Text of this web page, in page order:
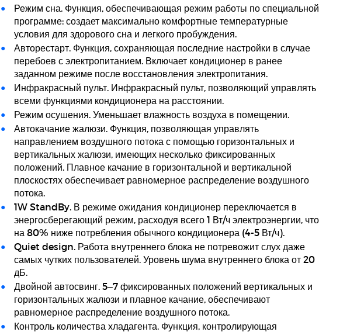
Режим сна. Функция, обеспечивающая режим работы по специальной
программе: создает максимально комфортные температурные
условия для здорового сна и легкого пробуждения.
Авторестарт. Функция, сохраняющая последние настройки в случае
перебоев с электропитанием. Включает кондиционер в ранее
заданном режиме после восстановления электропитания.
Инфракрасный пульт. Инфракрасный пульт, позволяющий управлять
всеми функциями кондиционера на расстоянии.
Режим осушения. Уменьшает влажность воздуха в помещении.
Автокачание жалюзи. Функция, позволяющая управлять
направлением воздушного потока с помощью горизонтальных и
вертикальных жалюзи, имеющих несколько фиксированных
положений. Плавное качание в горизонтальной и вертикальной
плоскостях обеспечивает равномерное распределение воздушного
потока.
1W StandBy. В режиме ожидания кондиционер переключается в
энергосберегающий режим, расходуя всего 1 Вт/ч электроэнергии, что
на 80% ниже потребления обычного кондиционера (4-5 Вт/ч).
Quiet design. Работа внутреннего блока не потревожит слух даже
самых чутких пользователей. Уровень шума внутреннего блока от 20
дБ.
Двойной автосвинг. 5–7 фиксированных положений вертикальных и
горизонтальных жалюзи и плавное качание, обеспечивают
равномерное распределение воздушного потока.
Контроль количества хладагента. Функция, контролирующая